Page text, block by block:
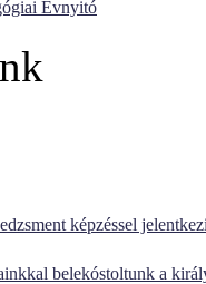
Évnyitó
képzéssel
belekóstoltunk a